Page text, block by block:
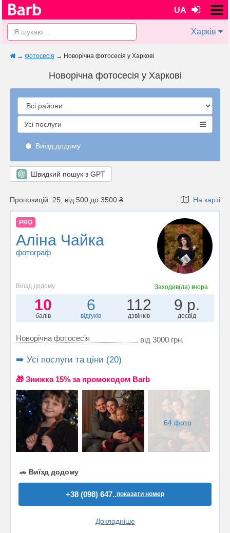
UA
Харків
→ Фотосесія → Новорічна фотосесія у Харкові
Новорічна фотосесія у Харкові
Усі послуги
Виїзд додому
Швидкий пошук з GPT
Пропозицій: 25, від 500 до 3500 ₴ На карті
PRO
Аліна Чайка
фотограф
Виїзд додому Заходив(ла) вчора
10
балів
6
відгуків
112
дзвінків
9 р.
досвід
Новорічна фотосесія від 3000 грн.
➡️ Усі послуги та ціни (20)
🎁 Знижка 15% за промокодом Barb
64 фото
🚗 Виїзд додому
+38 (098) 647..показати номер
Докладніше